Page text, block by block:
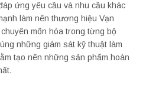
ứng yêu cầu và nhu cầu khác
làm nên thương hiệu Vạn
môn hóa trong từng bộ
những giám sát kỹ thuật làm
tạo nên những sản phẩm hoàn